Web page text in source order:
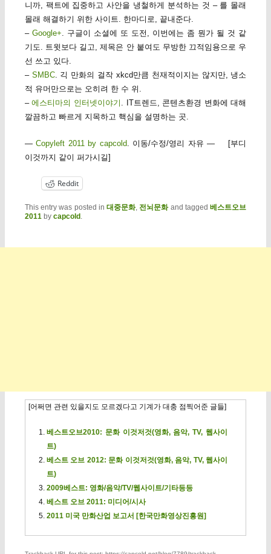
니까, 팩트에 집중하고 사안을 냉철하게 분석하는 것 – 를 몰래
몰래 해결하기 위한 사이트. 한마디로, 끝내준다.
– Google+. 구글이 소셜에 또 도전, 이번에는 좀 뭔가 될 것 같
기도. 트윗보다 길고, 제목은 안 붙여도 무방한 끄적임용으로 우
선 쓰고 있다.
– SMBC. 긱 만화의 걸작 xkcd만큼 천재적이지는 않지만, 냉소
적 유머만으로는 오히려 한 수 위.
–에스티마의 인터넷이야기 . IT트렌드, 콘텐츠환경 변화에 대해
깔끔하고 빠르게 지목하고 핵심을 설명하는 곳.
—Copyleft 2011 by capcold. 이동/수정/영리 자유 — [부디
이것까지 같이 퍼가시길]
Reddit
This entry was posted in대중문화, 전뇌문화and tagged베스트오브
2011by capcold .
[어쩌면 관련 있을지도 모르겠다고 기계가 대충 점찍어준 글들]
베스트오브2010: 문화 이것저것(영화, 음악, TV, 웹사이
트)
베스트 오브 2012: 문화 이것저것(영화, 음악, TV, 웹사이
트)
2009베스트: 영화/음악/TV/웹사이트/기타등등
베스트 오브 2011: 미디어/시사
2011 미국 만화산업 보고서 [한국만화영상진흥원]